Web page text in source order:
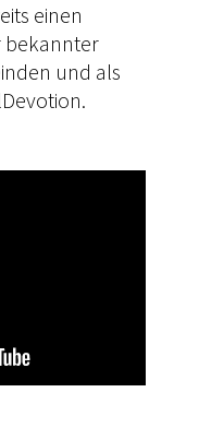
einen
bekannter
und als